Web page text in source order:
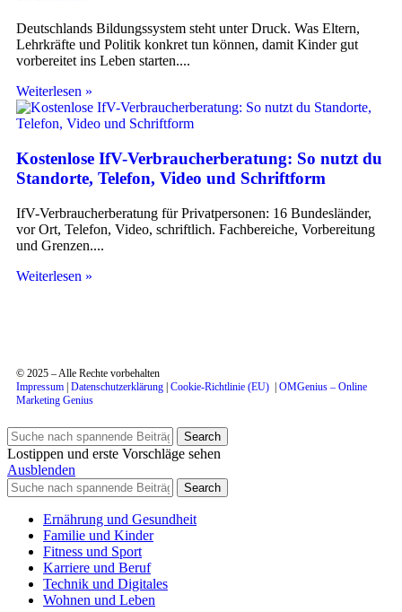
Deutschlands Bildungssystem steht unter Druck. Was Eltern,
Lehrkräfte und Politik konkret tun können, damit Kinder gut
vorbereitet ins Leben starten.
Weiterlesen »
Kostenlose IfV-Verbraucherberatung: So nutzt du
Standorte, Telefon, Video und Schriftform
IfV-Verbraucherberatung für Privatpersonen: 16 Bundesländer,
vor Ort, Telefon, Video, schriftlich. Fachbereiche, Vorbereitung
und Grenzen.
Weiterlesen »
© 2025 – Alle Rechte vorbehalten
Impressum | Datenschutzerklärung | Cookie-Richtlinie (EU) | OMGenius – Online
Marketing Genius
Search
Lostippen und erste Vorschläge sehen
Ausblenden
Search
Ernährung und Gesundheit
Familie und Kinder
Fitness und Sport
Karriere und Beruf
Technik und Digitales
Wohnen und Leben